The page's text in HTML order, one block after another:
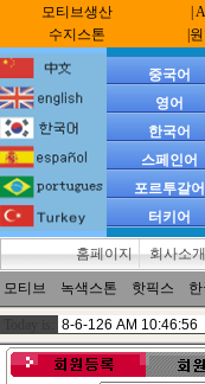
모티브생산 |
수지스톤
|
중국어
영어
한국어
스페인어
포르투갈어
터키어
홈페이지 회사소개
모티브 녹색스톤 핫픽스